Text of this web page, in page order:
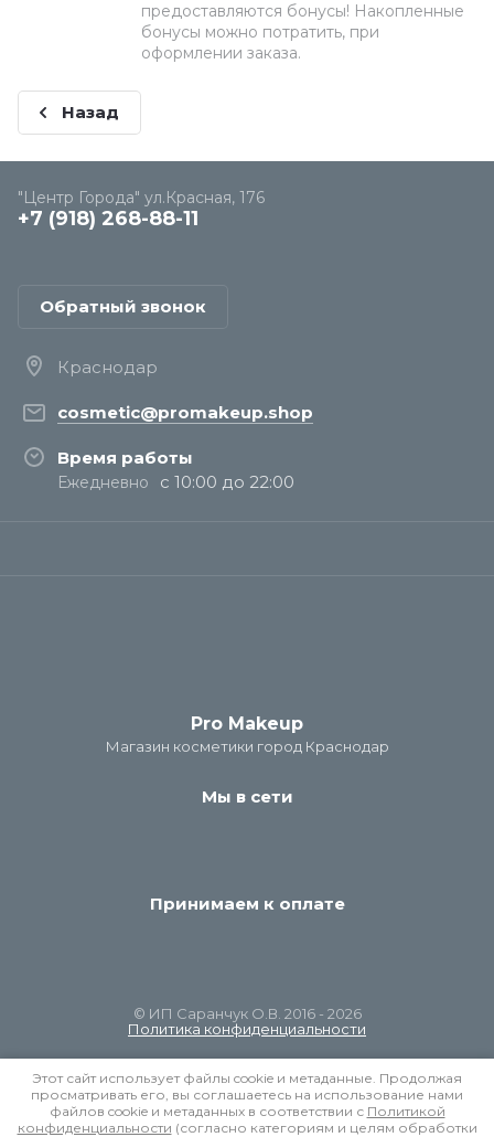
предоставляются бонусы! Накопленные
бонусы можно потратить, при
оформлении заказа.
Назад
"Центр Города" ул.Красная, 176
+7 (918) 268-88-11
Обратный звонок
Краснодар
cosmetic@promakeup.shop
Время работы
Ежедневно с 10:00 до 22:00
Pro Makeup
Магазин косметики город Краснодар
Мы в сети
Принимаем к оплате
© ИП Саранчук О.В. 2016 - 2026
Политика конфиденциальности
Этот сайт использует файлы cookie и метаданные. Продолжая
просматривать его, вы соглашаетесь на использование нами
файлов cookie и метаданных в соответствии с Политикой
конфиденциальности (согласно категориям и целям обработки